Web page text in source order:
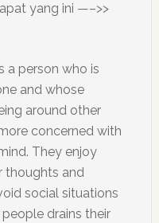
yang ini —–>>
a person who is
and whose
around other
concerned with
They enjoy
thoughts and
social situations
drains their